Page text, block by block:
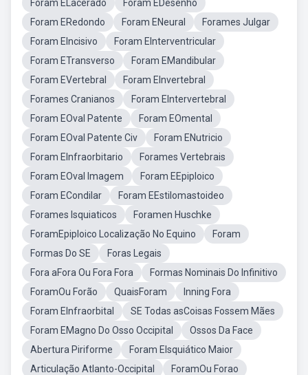
Foram ELacerado
Foram EDesenho
Foram ERedondo
Foram ENeural
Forames Julgar
Foram EIncisivo
Foram EInterventricular
Foram ETransverso
Foram EMandibular
Foram EVertebral
Foram EInvertebral
Forames Cranianos
Foram EIntervertebral
Foram EOval Patente
Foram EOmental
Foram EOval Patente Civ
Foram ENutricio
Foram EInfraorbitario
Forames Vertebrais
Foram EOval Imagem
Foram EEpiploico
Foram ECondilar
Foram EEstilomastoideo
Forames Isquiaticos
Foramen Huschke
ForamEpiploico Localização No Equino
Foram
Formas Do SE
Foras Legais
Fora aFora Ou Fora Fora
Formas Nominais Do Infinitivo
ForamOu Forão
QuaisForam
Inning Fora
Foram EInfraorbital
SE Todas asCoisas Fossem Mães
Foram EMagno Do Osso Occipital
Ossos Da Face
Abertura Piriforme
Foram EIsquiático Maior
Articulação Atlanto-Occipital
ForamOu Forao